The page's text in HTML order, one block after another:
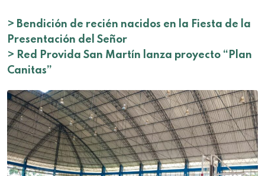
> Bendición de recién nacidos en la Fiesta de la
Presentación del Señor
> Red Provida San Martín lanza proyecto “Plan
Canitas”